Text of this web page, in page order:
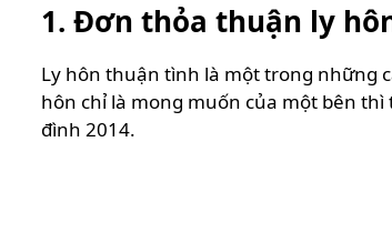
1. Đơn thỏa thuận ly
Ly hôn thuận tình là một trong những
hôn chỉ là mong muốn của một bên
đình 2014.